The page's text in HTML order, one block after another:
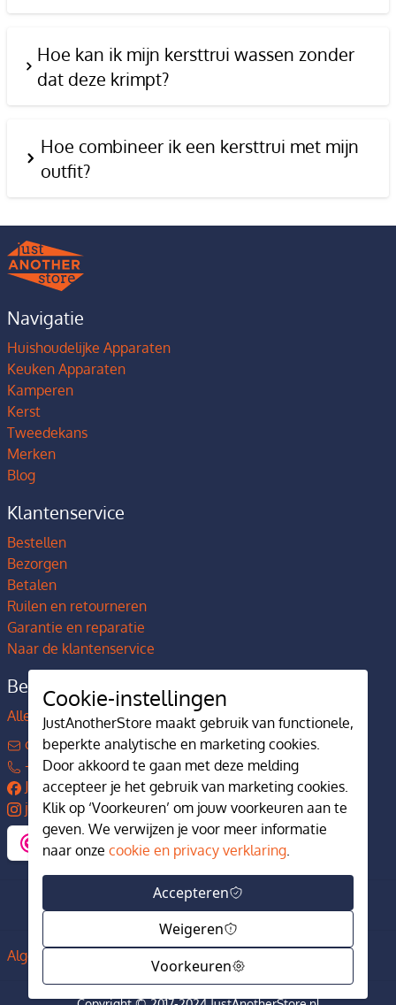
Hoe kan ik mijn kersttrui wassen zonder
dat deze krimpt?
Hoe combineer ik een kersttrui met mijn
outfit?
Navigatie
Huishoudelijke Apparaten
Keuken Apparaten
Kamperen
Kerst
Tweedekans
Merken
Blog
Klantenservice
Bestellen
Bezorgen
Betalen
Ruilen en retourneren
Garantie en reparatie
Naar de klantenservice
Bedrijfsgegevens
Alles over JustAnotherStore
contact@justanotherstore.nl
+31 73 644 7405
JustAnotherStore
justanotherstore.nl
Algemene voorwaarden Privacy en cookiebeleid
Cookie-instellingen
JustAnotherStore maakt gebruik van functionele,
beperkte analytische en marketing cookies.
Door akkoord te gaan met deze melding
accepteer je het gebruik van marketing cookies.
Klik op ‘Voorkeuren’ om jouw voorkeuren aan te
geven. We verwijzen je voor meer informatie
naar onze cookie en privacy verklaring.
Accepteren
Weigeren
Voorkeuren